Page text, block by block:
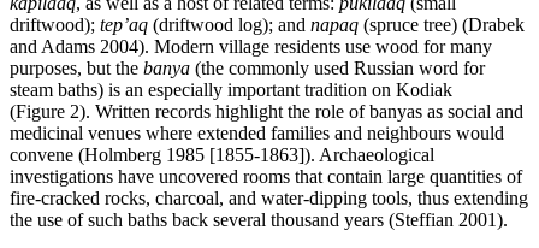
driftwood); tep’aq (driftwood log); and napaq (spruce tree) (Drabek
and Adams 2004). Modern village residents use wood for many
purposes, but the banya (the commonly used Russian word for
steam baths) is an especially important tradition on Kodiak
(Figure 2). Written records highlight the role of banyas as social and
medicinal venues where extended families and neighbours would
convene (Holmberg 1985 [1855-1863]). Archaeological
investigations have uncovered rooms that contain large quantities of
fire-cracked rocks, charcoal, and water-dipping tools, thus extending
the use of such baths back several thousand years (Steffian 2001).